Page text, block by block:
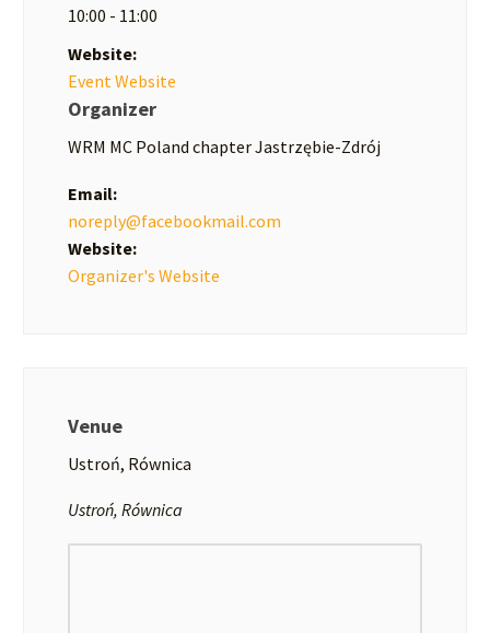
10:00 - 11:00
Website:
Event Website
Organizer
WRM MC Poland chapter Jastrzębie-Zdrój
Email:
noreply@facebookmail.com
Website:
Organizer's Website
Venue
Ustroń, Równica
Ustroń, Równica